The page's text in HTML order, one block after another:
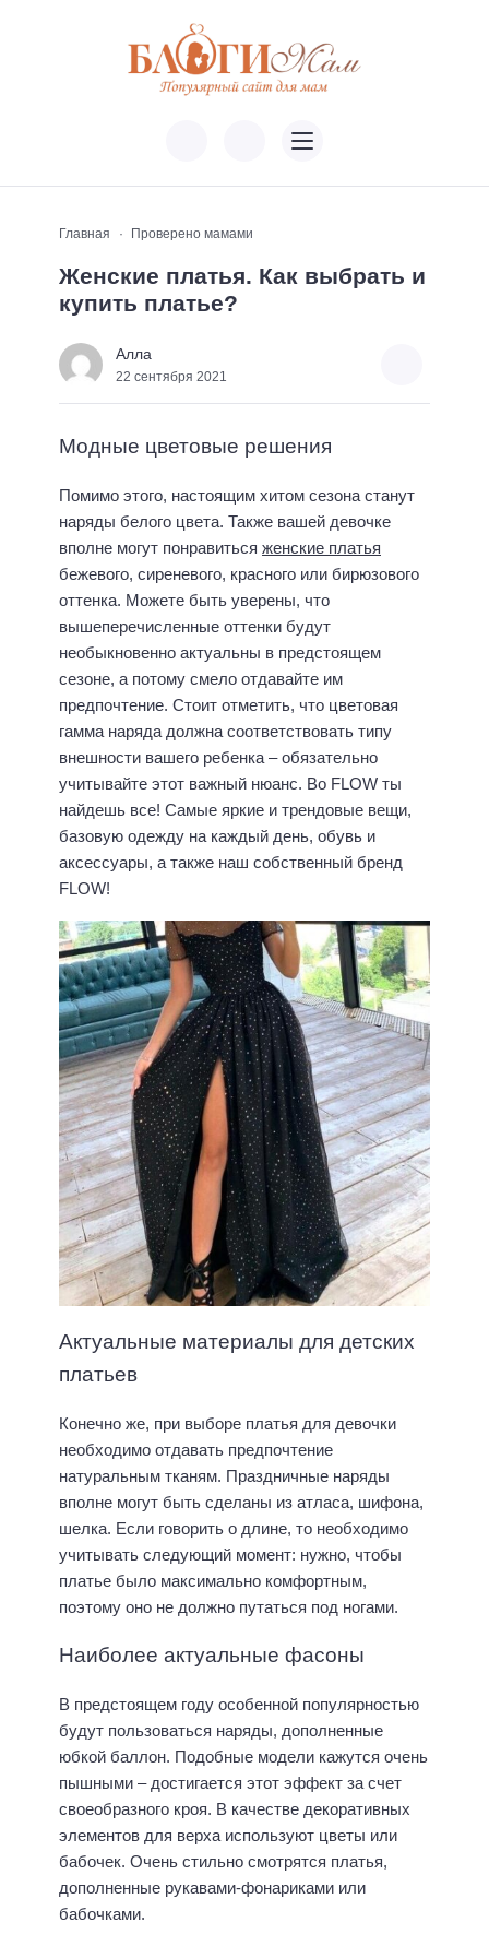
Главная Проверено мамами
Женские платья. Как выбрать и
купить платье?
Алла
22 сентября 2021
Модные цветовые решения
Помимо этого, настоящим хитом сезона станут
наряды белого цвета. Также вашей девочке
вполне могут понравиться женские платья
бежевого, сиреневого, красного или бирюзового
оттенка. Можете быть уверены, что
вышеперечисленные оттенки будут
необыкновенно актуальны в предстоящем
сезоне, а потому смело отдавайте им
предпочтение. Стоит отметить, что цветовая
гамма наряда должна соответствовать типу
внешности вашего ребенка – обязательно
учитывайте этот важный нюанс. Во FLOW ты
найдешь все! Самые яркие и трендовые вещи,
базовую одежду на каждый день, обувь и
аксессуары, а также наш собственный бренд
FLOW!
Актуальные материалы для детских
платьев
Конечно же, при выборе платья для девочки
необходимо отдавать предпочтение
натуральным тканям. Праздничные наряды
вполне могут быть сделаны из атласа, шифона,
шелка. Если говорить о длине, то необходимо
учитывать следующий момент: нужно, чтобы
платье было максимально комфортным,
поэтому оно не должно путаться под ногами.
Наиболее актуальные фасоны
В предстоящем году особенной популярностью
будут пользоваться наряды, дополненные
юбкой баллон. Подобные модели кажутся очень
пышными – достигается этот эффект за счет
своеобразного кроя. В качестве декоративных
элементов для верха используют цветы или
бабочек. Очень стильно смотрятся платья,
дополненные рукавами-фонариками или
бабочками.